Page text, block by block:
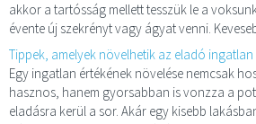
akkor a tartósság mellett tesszük le a
évente új szekrényt vagy ágyat venni.
Tippek, amelyek növelhetik az eladó ingatlan
Egy ingatlan értékének növelése nemcsak
hasznos, hanem gyorsabban is vonzza a
eladásra kerül a sor. Akár egy kisebb